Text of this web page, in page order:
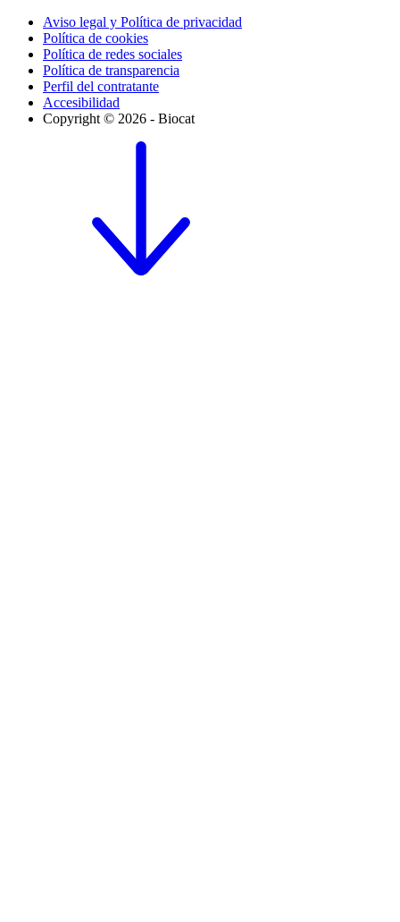
Aviso legal y Política de privacidad
Política de cookies
Política de redes sociales
Política de transparencia
Perfil del contratante
Accesibilidad
Copyright © 2026 - Biocat